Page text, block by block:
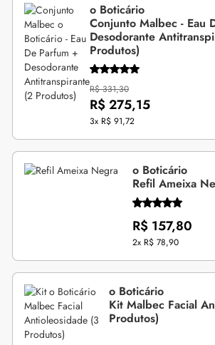
o Boticário
Conjunto Malbec - Eau
Desodorante
Produtos)
R$ 331,30
R$ 275,15
3x R$ 91,72
o Boticário
Refil Ameixa
R$ 157,80
2x R$ 78,90
o Boticário
Kit Malbec Facial
Produtos)